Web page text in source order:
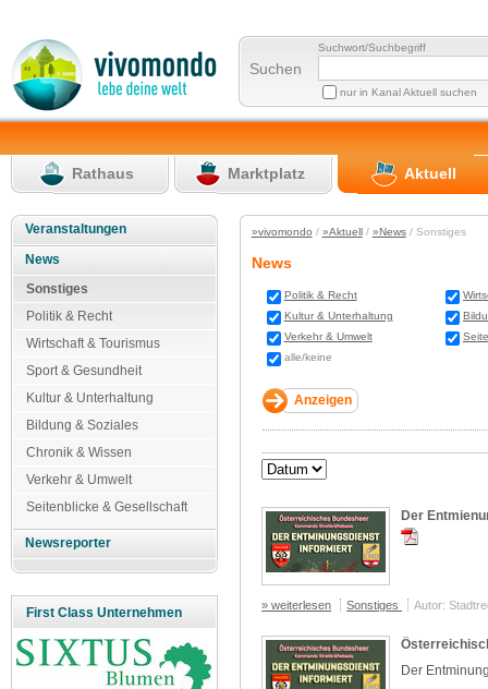
Suchen
Suchwort/Suchbegriff
nur in Kanal Aktuell suchen
Rathaus Marktplatz Aktuell
Veranstaltungen
News
Sonstiges
Politik & Recht
Wirtschaft & Tourismus
Sport & Gesundheit
Kultur & Unterhaltung
Bildung & Soziales
Chronik & Wissen
Verkehr & Umwelt
Seitenblicke & Gesellschaft
Newsreporter
First Class Unternehmen
»vivomondo / »Aktuell/ »News/ Sonstiges
News
Politik & Recht
Kultur & Unterhaltung
Verkehr & Umwelt
alle/keine
Der
» weiterlesen Sonstiges Autor:
Der